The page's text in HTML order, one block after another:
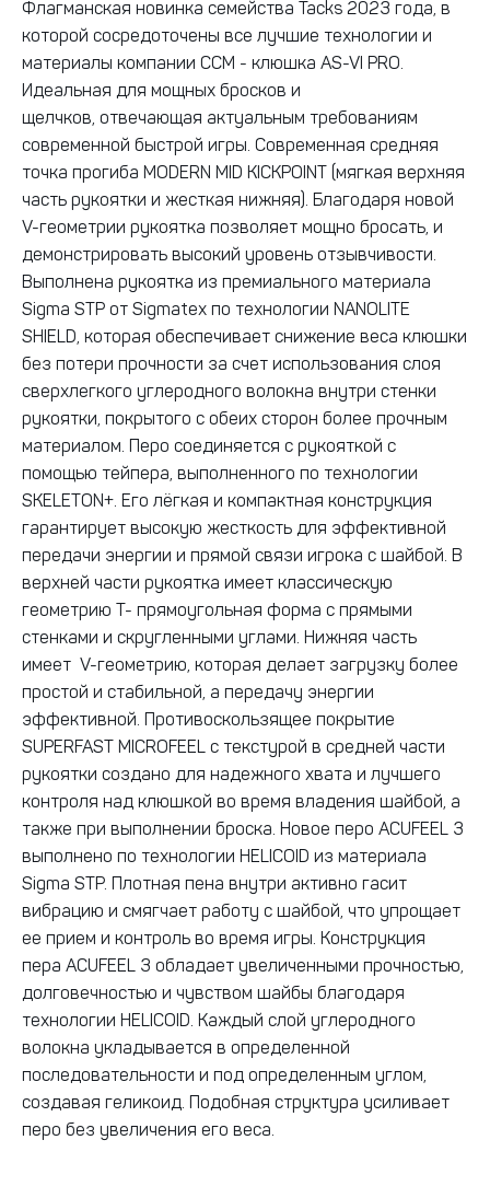
Флагманская новинка семейства Tacks 2023 года, в
которой сосредоточены все лучшие технологии и
материалы компании ССМ - клюшка AS-VI PRO.
Идеальная для мощных бросков и
щелчков, отвечающая актуальным требованиям
современной быстрой игры. Современная средняя
точка прогиба MODERN MID KICKPOINT (мягкая верхняя
часть рукоятки и жесткая нижняя). Благодаря новой
V-геометрии рукоятка позволяет мощно бросать, и
демонстрировать высокий уровень отзывчивости.
Выполнена рукоятка из премиального материала
Sigma STP от Sigmatex по технологии NANOLITE
SHIELD, которая обеспечивает снижение веса клюшки
без потери прочности за счет использования слоя
сверхлегкого углеродного волокна внутри стенки
рукоятки, покрытого с обеих сторон более прочным
материалом. Перо соединяется с рукояткой с
помощью тейпера, выполненного по технологии
SKELETON+. Его лёгкая и компактная конструкция
гарантирует высокую жесткость для эффективной
передачи энергии и прямой связи игрока с шайбой. В
верхней части рукоятка имеет классическую
геометрию Т- прямоугольная форма с прямыми
стенками и скругленными углами. Нижняя часть
имеет V-геометрию, которая делает загрузку более
простой и стабильной, а передачу энергии
эффективной. Противоскользящее покрытие
SUPERFAST MICROFEEL с текстурой в средней части
рукоятки создано для надежного хвата и лучшего
контроля над клюшкой во время владения шайбой, а
также при выполнении броска. Новое перо ACUFEEL 3
выполнено по технологии HELICOID из материала
Sigma STP. Плотная пена внутри активно гасит
вибрацию и смягчает работу с шайбой, что упрощает
ее прием и контроль во время игры. Конструкция
пера ACUFEEL 3 обладает увеличенными прочностью,
долговечностью и чувством шайбы благодаря
технологии HELICOID. Каждый слой углеродного
волокна укладывается в определенной
последовательности и под определенным углом,
создавая геликоид. Подобная структура усиливает
перо без увеличения его веса.